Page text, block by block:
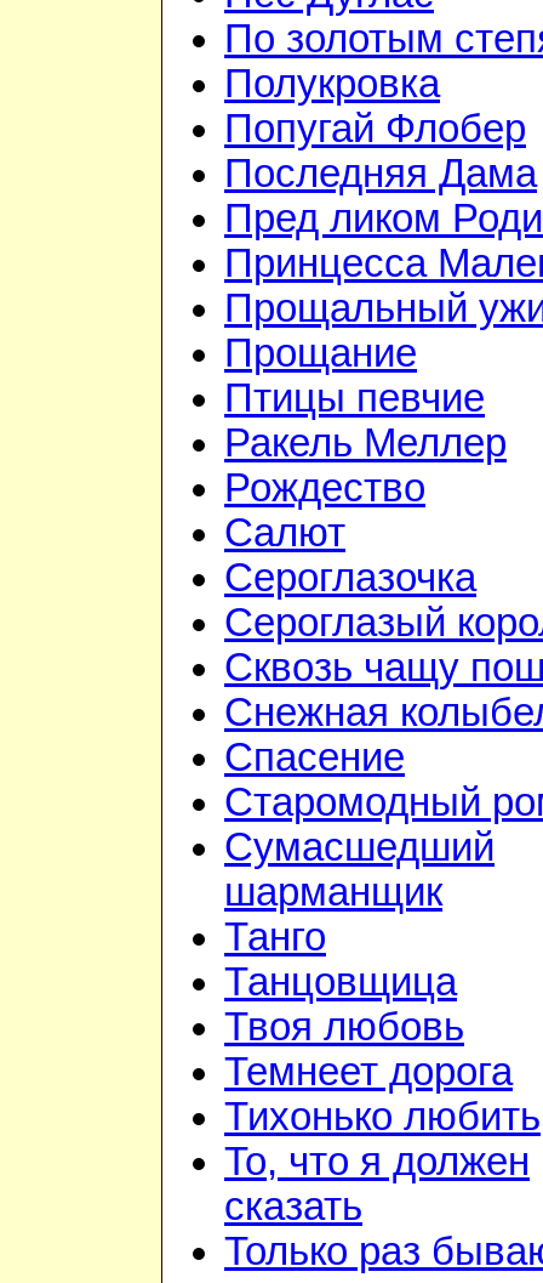
По золотым
Полукровка
Попугай Флобер
Последняя Дама
Пред ликом
Принцесса
Прощальный
Прощание
Птицы певчие
Ракель Меллер
Рождество
Салют
Сероглазочка
Сероглазый
Сквозь чащу
Снежная
Спасение
Старомодный
Сумасшедший
шарманщик
Танго
Танцовщица
Твоя любовь
Темнеет дорога
Тихонько любить
То, что я должен
сказать
Только раз